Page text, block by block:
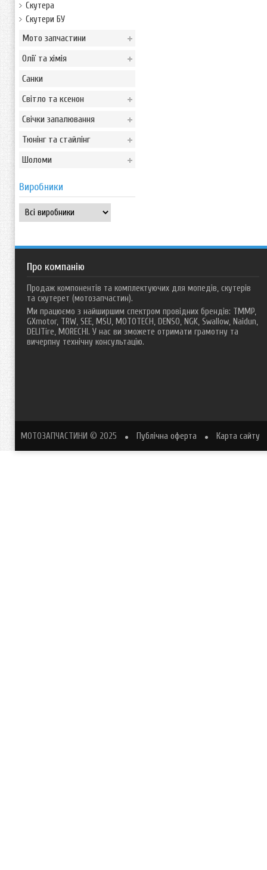
Скутера
Скутери БУ
Мото запчастини
Олії та хімія
Санки
Світло та ксенон
Свічки запалювання
Тюнінг та стайлінг
Шоломи
Виробники
Про компанію
Продаж компонентів та комплектуючих для мопедів, скутерів
та скутерет (мотозапчастин).
Ми працюємо з найширшим спектром провідних брендів: TMMP,
GXmotor, TRW, SEE, MSU, MOTOTECH, DENSO, NGK, Swallow, Naidun,
DELITire, MORECHI. У нас ви зможете отримати грамотну та
вичерпну технічну консультацію.
МОТОЗАПЧАСТИНИ © 2025 Публічна оферта Карта сайту